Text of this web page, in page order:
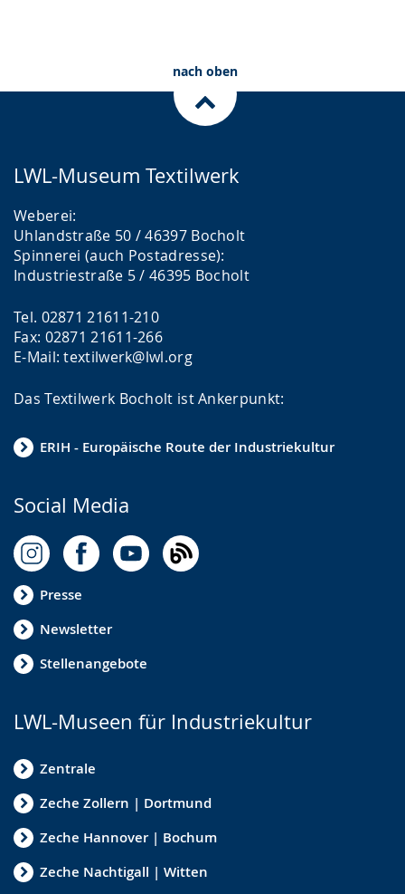
nach oben
LWL-Museum Textilwerk
Weberei:
Uhlandstraße 50 / 46397 Bocholt
Spinnerei (auch Postadresse):
Industriestraße 5 / 46395 Bocholt
Tel. 02871 21611-210
Fax: 02871 21611-266
E-Mail: textilwerk@lwl.org
Das Textilwerk Bocholt ist Ankerpunkt:
ERIH - Europäische Route der Industriekultur
Social Media
Presse
Newsletter
Stellenangebote
LWL-Museen für Industriekultur
Zentrale
Zeche Zollern | Dortmund
Zeche Hannover | Bochum
Zeche Nachtigall | Witten